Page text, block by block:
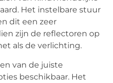
Het instelbare stuur
dit een zeer
zijn de reflectoren op
als de verlichting.
van de juiste
beschikbaar. Het